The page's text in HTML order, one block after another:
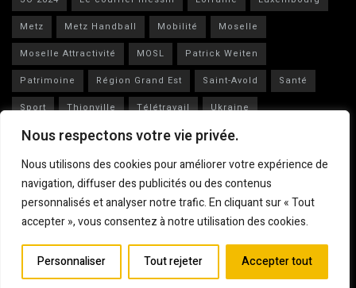
Nous respectons votre vie privée.
Nous utilisons des cookies pour améliorer votre expérience de
navigation, diffuser des publicités ou des contenus
personnalisés et analyser notre trafic. En cliquant sur « Tout
accepter », vous consentez à notre utilisation des cookies.
Personnaliser Tout rejeter Accepter tout
Metz
Metz Handball Mobilité
Moselle
Moselle Attractivité
MOSL
Patrick Weiten
Patrimoine
Région Grand Est Saint-Avold
Santé
Sport
Thionville Télétravail
Ukraine
Vianney Huguenot
Ville de Metz
Mentions légales
© 2023Le Courrier Messin